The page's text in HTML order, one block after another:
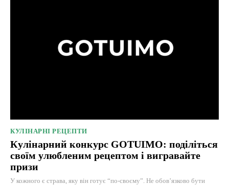
КУЛІНАРНІ РЕЦЕПТИ
Кулінарний конкурс GOTUIMO: поділіться
своїм улюбленим рецептом і вигравайте
призи
У кожного є страва, яку він готує “по-своєму”. Не обов’язково бути